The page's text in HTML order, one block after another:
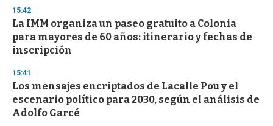
15:42
La IMM organiza un paseo gratuito a Colonia
para mayores de 60 años: itinerario y fechas de
inscripción
15:41
Los mensajes encriptados de Lacalle Pou y el
escenario político para 2030, según el análisis de
Adolfo Garcé